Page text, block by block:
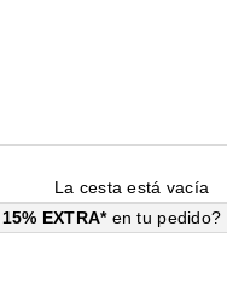
La cesta está vacía
15% EXTRA* en tu pedido?